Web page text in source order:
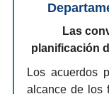
Las
planificación
Los acuerdos
alcance de los